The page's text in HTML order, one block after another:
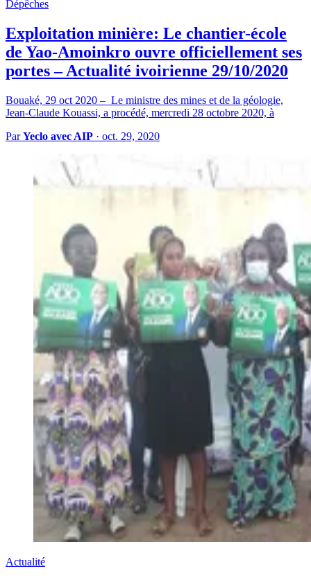
Dépêches
Exploitation minière: Le chantier-école
de Yao-Amoinkro ouvre officiellement ses
portes – Actualité ivoirienne 29/10/2020
Bouaké, 29 oct 2020 – Le ministre des mines et de la géologie,
Jean-Claude Kouassi, a procédé, mercredi 28 octobre 2020, à
ParYeclo avec AIP · oct. 29, 2020
Actualité